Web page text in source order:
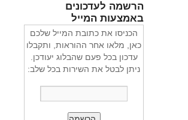
הרשמה לעדכונים
באמצעות המייל
הכניסו את כתובת המייל שלכם
כאן, מלאו אחר ההוראות, ותקבלו
עדכון בכל פעם שהבלוג יעודכן.
ניתן לבטל את השירות בכל שלב: